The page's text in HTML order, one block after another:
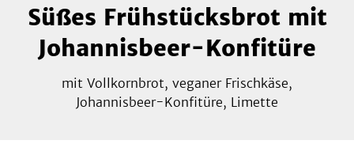
zeigen
Süßes Frühstücksbrot mit
Johannisbeer-Konfitüre
mit Vollkornbrot, veganer Frischkäse,
Johannisbeer-Konfitüre, Limette